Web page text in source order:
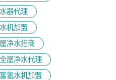
器代理
机加盟
净水招商
屋净水代理
氢水机加盟